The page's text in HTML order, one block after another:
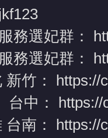
務選妃群：
務選妃群：
竹：
https://
中：
南：
https://